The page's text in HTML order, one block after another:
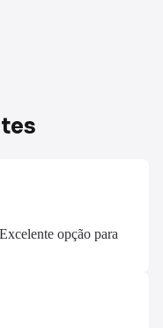
opção para